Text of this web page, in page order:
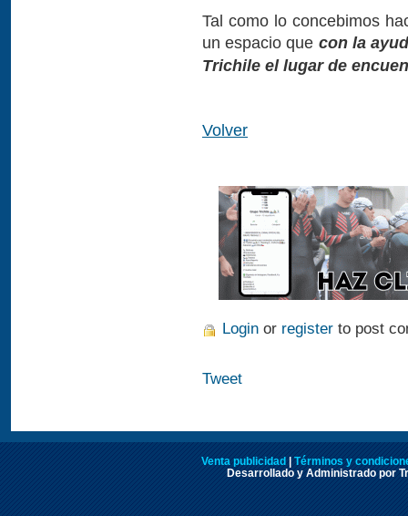
Tal como lo concebimos
un espacio que con la
Trichile el lugar de
Volver
Login or register to post
Tweet
Venta publicidad | Términos y
Desarrollado y Administrado por